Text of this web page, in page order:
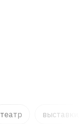
театр